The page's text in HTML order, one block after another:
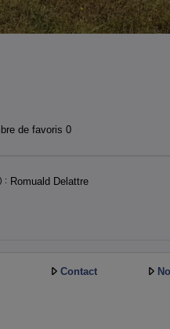
de favoris 0
: Romuald Delattre
Contact